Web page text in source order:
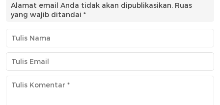
Alamat email Anda tidak akan dipublikasikan. Ruas
yang wajib ditandai *